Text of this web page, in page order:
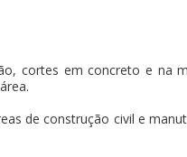
cortes em concreto e na
de construção civil e